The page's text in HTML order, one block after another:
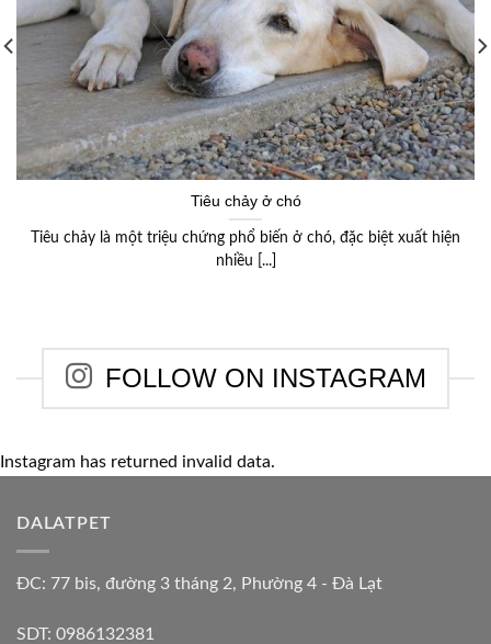
Tiêu chảy ở chó
Tiêu chảy là một triệu chứng phổ biến ở chó, đặc biệt xuất hiện
nhiều [...]
FOLLOW ON INSTAGRAM
Instagram has returned invalid data.
DALATPET
ĐC: 77 bis, đường 3 tháng 2, Phường 4 - Đà Lạt
SDT: 0986132381